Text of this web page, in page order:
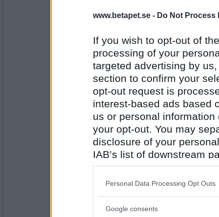
www.betapet.se - Do Not Process
If you wish to opt-out of
processing of your
targeted advertising by
section to confirm your
opt-out request is
interest-based ads based
us or personal
your opt-out. You may
disclosure of your
IAB’s list of downstream
also be disclosed by us
Downstream Participants
Please note that this
Personal Data Processing Opt Outs
Google consents
Antal inlägg:
6327
www.healthyheroes.se/
nystan1
Antal inlägg:
3414
Lilla underbara <3
Lillstölla
läser om allt skoj mitt kusinbarn och